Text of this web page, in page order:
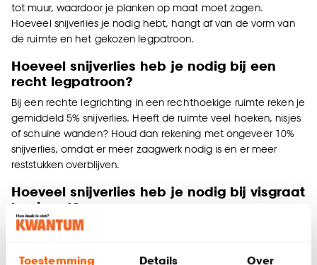
Toestemming Details Over
tot muur, waardoor je planken op maat moet zagen.
Hoeveel snijverlies je nodig hebt, hangt af van de vorm van
de ruimte en het gekozen legpatroon.
Hoeveel snijverlies heb je nodig bij een
recht legpatroon?
Bij een rechte legrichting in een rechthoekige ruimte reken je
gemiddeld 5% snijverlies. Heeft de ruimte veel hoeken, nisjes
of schuine wanden? Houd dan rekening met ongeveer 10%
snijverlies, omdat er meer zaagwerk nodig is en er meer
reststukken overblijven.
Hoeveel snijverlies heb je nodig bij visgraat
laminaat?
Bij visgraat laminaat reken je gemiddeld 8% snijverlies. Door
gelegd, waardoor meer zaagwerk nodig is en er meer